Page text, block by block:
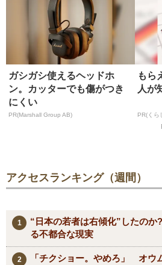
ガシガシ使えるヘッドホ
ン。カッターでも傷がつき
にくい
PR(Marshall Group AB)
もら
人が
PR(くら
アクセスランキング（週間）
“日本の若者は右傾化”したのか
る不都合な現実
「チクショー。やめろ」 オウ